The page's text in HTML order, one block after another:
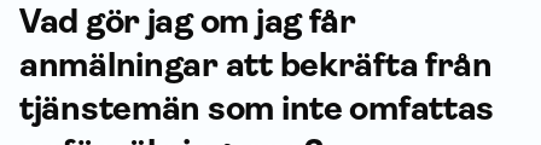
Vad gör jag om jag får
anmälningar att bekräfta från
tjänstemän som inte omfattas